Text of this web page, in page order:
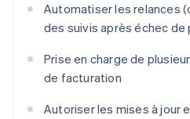
Automatiser les relances
des suivis après échec de
Prise en charge de
de facturation
Autoriser les mises à jour